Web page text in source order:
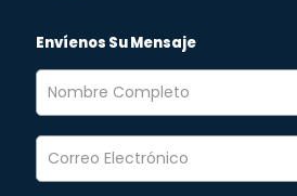
Envíenos Su Mensaje